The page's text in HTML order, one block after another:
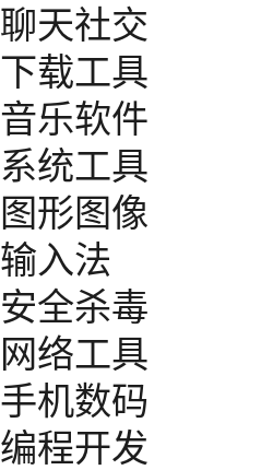
聊天社交
下载工具
音乐软件
系统工具
图形图像
输入法
安全杀毒
网络工具
手机数码
编程开发